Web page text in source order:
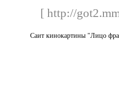
[ http://
Саит кинокартины "Лицо